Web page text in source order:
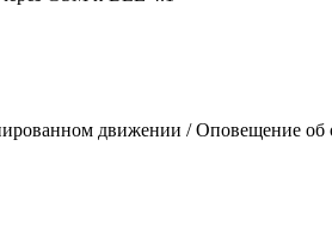
движении / Оповещение об